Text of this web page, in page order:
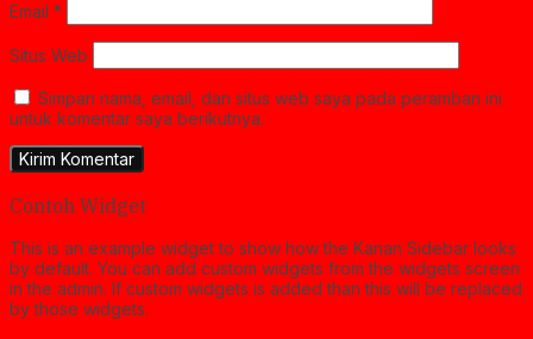
Email *
Situs Web
Simpan nama, email, dan situs web saya pada peramban ini
untuk komentar saya berikutnya.
Contoh Widget
This is an example widget to show how the Kanan Sidebar looks
by default. You can add custom widgets from the widgets screen
in the admin. If custom widgets is added than this will be replaced
by those widgets.